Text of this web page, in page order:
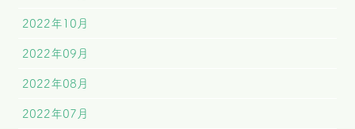
2022年10月
2022年09月
2022年08月
2022年07月